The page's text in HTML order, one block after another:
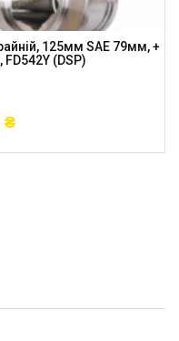
125мм SAE 79мм, +
(DSP)
₴